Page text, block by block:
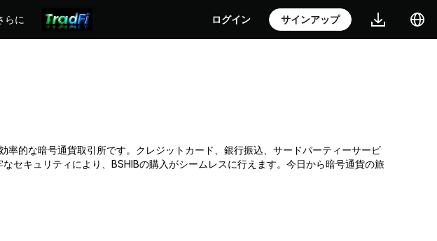
らに ログイン サインアップ
的な暗号通貨取引所です。クレジットカード、銀行振込、サードパーティーサービ
セキュリティにより、BSHIBの購入がシームレスに行えます。今日から暗号通貨の旅